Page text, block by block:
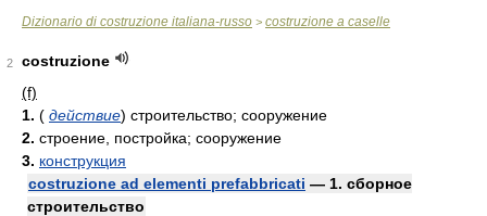
Dizionario di costruzione italiana-russo > costruzione a caselle
2
costruzione
(f)
1. ( действие) строительство; сооружение
2. строение, постройка; сооружение
3. конструкция
costruzione ad elementi prefabbricati — 1. сборное
строительство